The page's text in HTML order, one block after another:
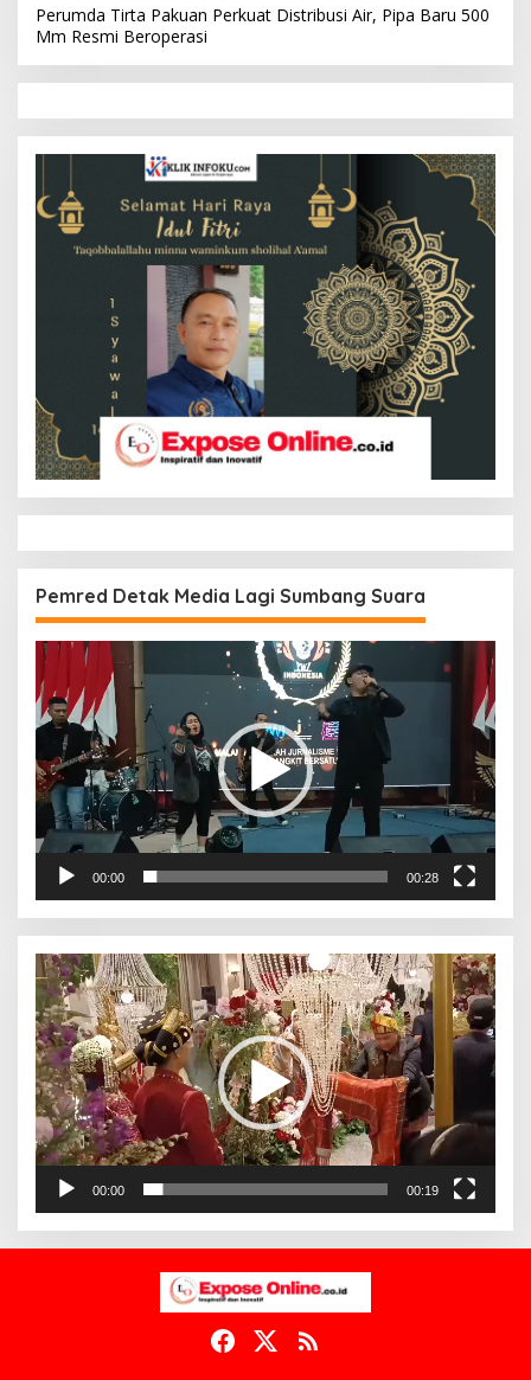
Perumda Tirta Pakuan Perkuat Distribusi Air, Pipa Baru 500
Mm Resmi Beroperasi
Pemred Detak Media Lagi Sumbang Suara
Pemutar
Video
00:00 00:28
Pemutar
Video
00:00 00:19